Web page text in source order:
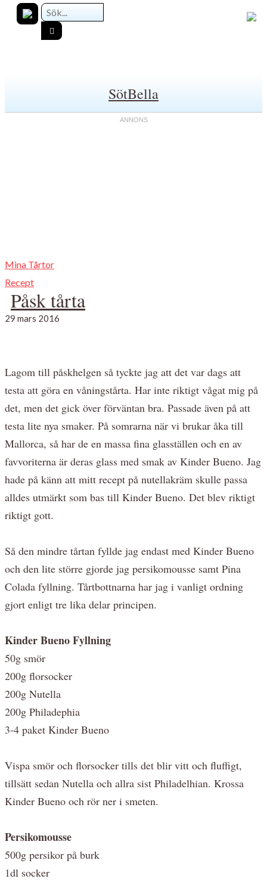
SötBella
Mina Tårtor
Recept
Påsk tårta
29 mars 2016
Lagom till påskhelgen så tyckte jag att det var dags att
testa att göra en våningstårta. Har inte riktigt vågat mig på
det, men det gick över förväntan bra. Passade även på att
testa lite nya smaker. På somrarna när vi brukar åka till
Mallorca, så har de en massa fina glasställen och en av
favvoriterna är deras glass med smak av Kinder Bueno. Jag
hade på känn att mitt recept på nutellakräm skulle passa
alldes utmärkt som bas till Kinder Bueno. Det blev riktigt
riktigt gott.
Så den mindre tårtan fyllde jag endast med Kinder Bueno
och den lite större gjorde jag persikomousse samt Pina
Colada fyllning. Tårtbottnarna har jag i vanligt ordning
gjort enligt tre lika delar principen.
Kinder Bueno Fyllning
50g smör
200g florsocker
200g Nutella
200g Philadephia
3-4 paket Kinder Bueno
Vispa smör och florsocker tills det blir vitt och fluffigt,
tillsätt sedan Nutella och allra sist Philadelhian. Krossa
Kinder Bueno och rör ner i smeten.
Persikomousse
500g persikor på burk
1dl socker